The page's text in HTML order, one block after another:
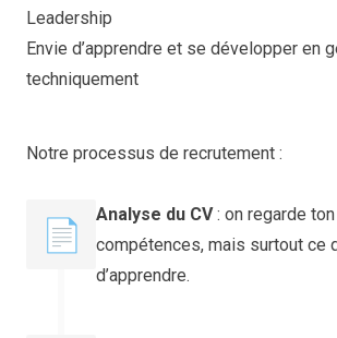
Leadership
Envie d’apprendre et se développer en
techniquement
Notre processus de recrutement :
📄 Analyse du CV: on regarde
compétences, mais surtout ce
d’apprendre.